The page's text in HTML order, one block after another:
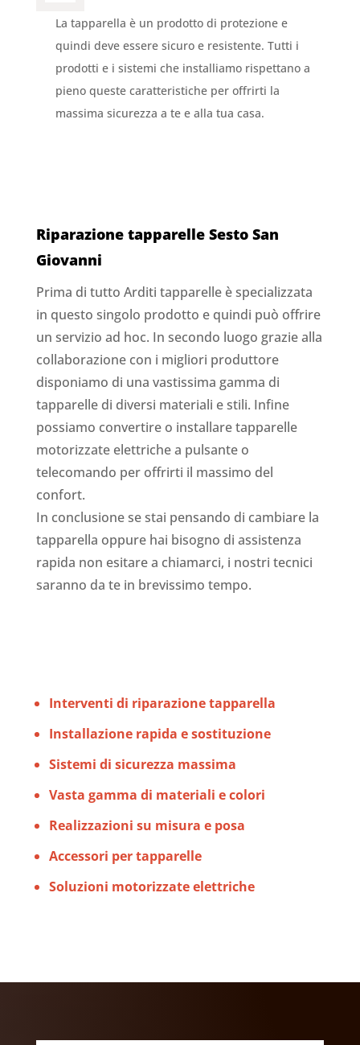
La tapparella è un prodotto di protezione e
quindi deve essere sicuro e resistente. Tutti i
prodotti e i sistemi che installiamo rispettano a
pieno queste caratteristiche per offrirti la
massima sicurezza a te e alla tua casa.
Riparazione tapparelle Sesto San
Giovanni
Prima di tutto Arditi tapparelle è specializzata
in questo singolo prodotto e quindi può offrire
un servizio ad hoc. In secondo luogo grazie alla
collaborazione con i migliori produttore
disponiamo di una vastissima gamma di
tapparelle di diversi materiali e stili. Infine
possiamo convertire o installare tapparelle
motorizzate elettriche a pulsante o
telecomando per offrirti il massimo del
confort.
In conclusione se stai pensando di cambiare la
tapparella oppure hai bisogno di assistenza
rapida non esitare a chiamarci, i nostri tecnici
saranno da te in brevissimo tempo.
Interventi di riparazione tapparella
Installazione rapida e sostituzione
Sistemi di sicurezza massima
Vasta gamma di materiali e colori
Realizzazioni su misura e posa
Accessori per tapparelle
Soluzioni motorizzate elettriche